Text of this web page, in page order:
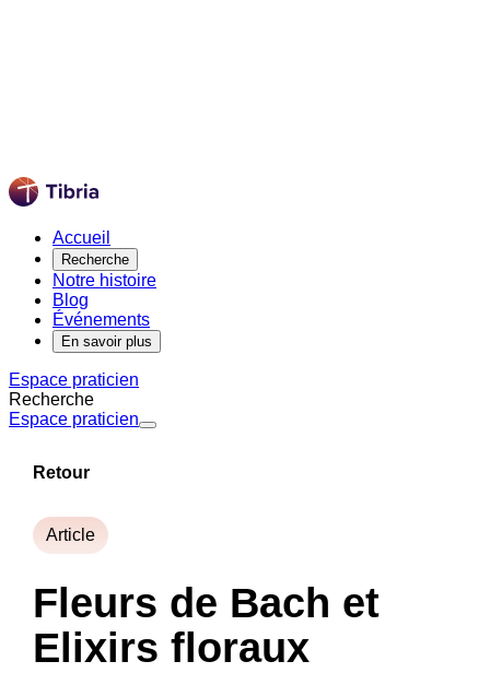
Accueil
Recherche
Notre histoire
Blog
Événements
En savoir plus
Espace praticien
Recherche
Espace praticien
Retour
Article
Fleurs de Bach et
Elixirs floraux